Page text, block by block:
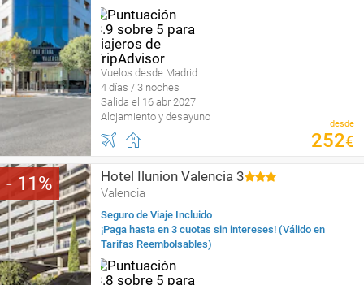
Vuelos desde Madrid
4 días / 3 noches
Salida el 16 abr 2027
Alojamiento y desayuno
desde
252€
11 Hotel Ilunion Valencia 3
Valencia
Seguro de Viaje Incluido
¡Paga hasta en 3 cuotas sin intereses! (Válido en
Tarifas Reembolsables)